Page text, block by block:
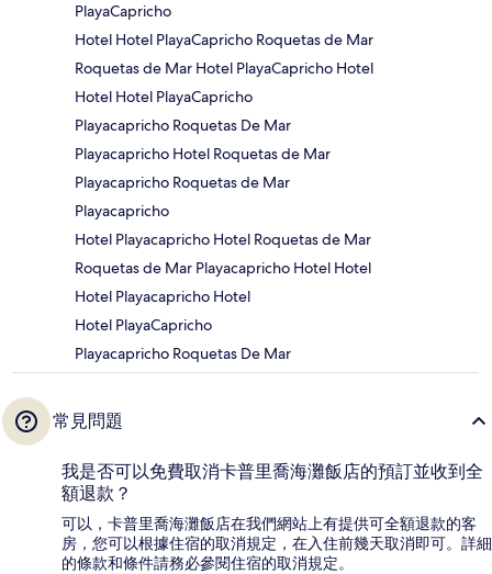
PlayaCapricho
Hotel Hotel PlayaCapricho Roquetas de Mar
Roquetas de Mar Hotel PlayaCapricho Hotel
Hotel Hotel PlayaCapricho
Playacapricho Roquetas De Mar
Playacapricho Hotel Roquetas de Mar
Playacapricho Roquetas de Mar
Playacapricho
Hotel Playacapricho Hotel Roquetas de Mar
Roquetas de Mar Playacapricho Hotel Hotel
Hotel Playacapricho Hotel
Hotel PlayaCapricho
Playacapricho Roquetas De Mar
常見問題
我是否可以免費取消卡普里喬海灘飯店的預訂並收到全
額退款？
可以，卡普里喬海灘飯店在我們網站上有提供可全額退款的客
房，您可以根據住宿的取消規定，在入住前幾天取消即可。詳細
的條款和條件請務必參閱住宿的取消規定。